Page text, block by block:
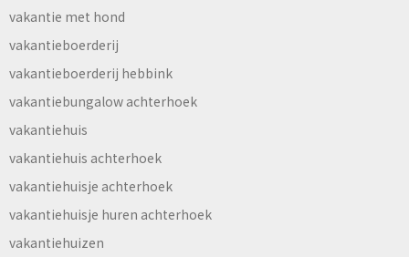
vakantie met hond
vakantieboerderij
vakantieboerderij hebbink
vakantiebungalow achterhoek
vakantiehuis
vakantiehuis achterhoek
vakantiehuisje achterhoek
vakantiehuisje huren achterhoek
vakantiehuizen